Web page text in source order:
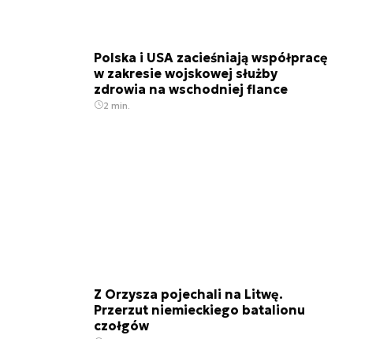
Polska i USA zacieśniają współpracę
w zakresie wojskowej służby
zdrowia na wschodniej flance
2 min.
Z Orzysza pojechali na Litwę.
Przerzut niemieckiego batalionu
czołgów